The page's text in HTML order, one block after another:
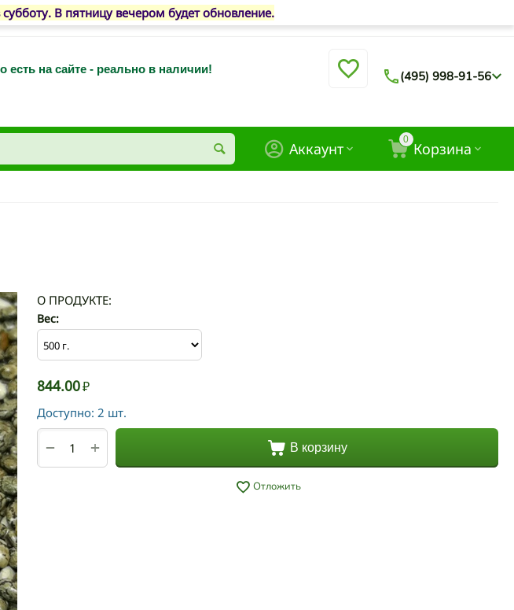
В пятницу вечером будет обновление.
на сайте - реально в наличии! (495) 998-91-56
0 Корзина
Аккаунт
О ПРОДУКТЕ:
Вес:
844.00₽
Доступно: 2 шт.
+
− В корзину
Отложить